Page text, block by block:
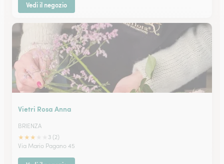
Vedi il negozio
Vietri Rosa Anna
BRIENZA
★★★
3 (2)
Via Mario Pagano 45